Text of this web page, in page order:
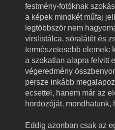
festmény-fotóknak
a képek mindkét műfaj
legtöbbször nem
virslistálca, söralátét és
természetesebb elemek:
a szokatlan alapra felvitt
végeredmény
persze inkább
ecsettel, hanem már az
hordozóját, mondhatunk,
Eddig azonban csak az